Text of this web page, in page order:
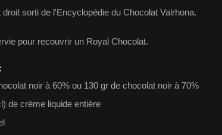
droit sorti de l'Encyclopédie du Chocolat Valrhona.
pour recouvrir un Royal Chocolat.
noir à 60% ou 130 gr de chocolat noir à 70%
de crème liquide entière